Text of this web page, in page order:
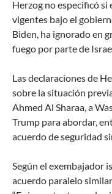
Herzog no especificó si
vigentes bajo el
Biden, ha ignorado en
fuego por parte de
Las declaraciones de
sobre la situación
Ahmed Al Sharaa, a
Trump para abordar,
acuerdo de seguridad
Según el exembajador
acuerdo paralelo